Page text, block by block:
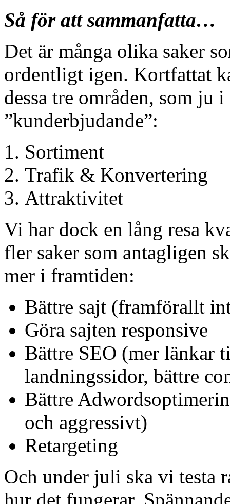
Så för att sammanfatta…
Det är många olika saker
ordentligt igen. Kortfattat
dessa tre områden, som ju
”kunderbjudande”:
Sortiment
Trafik & Konvertering
Attraktivitet
Vi har dock en lång resa
fler saker som antagligen
mer i framtiden:
Bättre sajt (framförallt
Göra sajten responsive
Bättre SEO (mer länkar
landningssidor, bättre
Bättre
och aggressivt)
Retargeting
Och under juli ska vi testa
hur det fungerar.